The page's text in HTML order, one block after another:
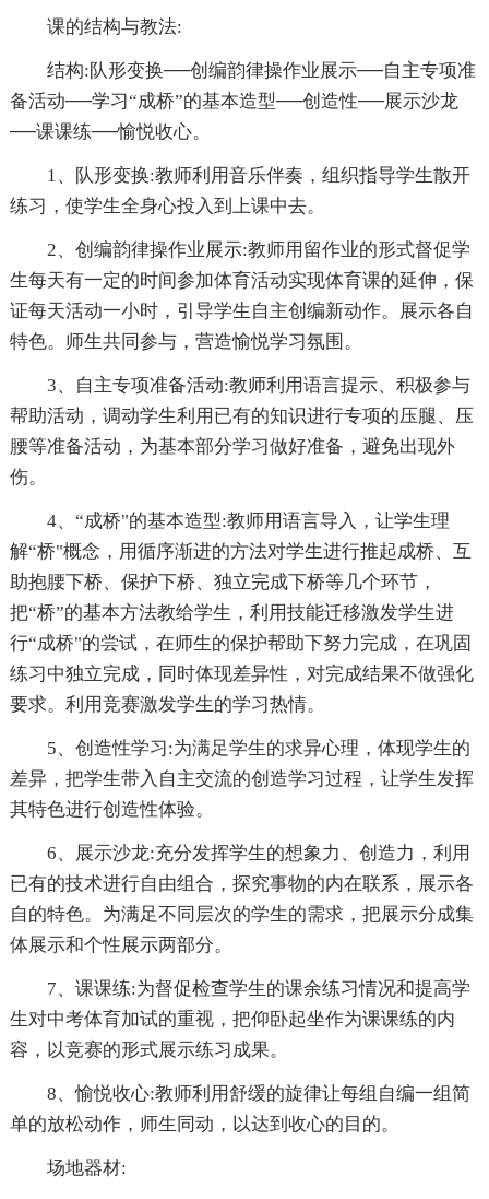
课的结构与教法:
结构:队形变换──创编韵律操作业展示──自主专项准
备活动──学习“成桥”的基本造型──创造性──展示沙龙
──课课练──愉悦收心。
1、队形变换:教师利用音乐伴奏，组织指导学生散开
练习，使学生全身心投入到上课中去。
2、创编韵律操作业展示:教师用留作业的形式督促学
生每天有一定的时间参加体育活动实现体育课的延伸，保
证每天活动一小时，引导学生自主创编新动作。展示各自
特色。师生共同参与，营造愉悦学习氛围。
3、自主专项准备活动:教师利用语言提示、积极参与
帮助活动，调动学生利用已有的知识进行专项的压腿、压
腰等准备活动，为基本部分学习做好准备，避免出现外
伤。
4、“成桥"的基本造型:教师用语言导入，让学生理
解“桥"概念，用循序渐进的方法对学生进行推起成桥、互
助抱腰下桥、保护下桥、独立完成下桥等几个环节，
把“桥”的基本方法教给学生，利用技能迁移激发学生进
行“成桥"的尝试，在师生的保护帮助下努力完成，在巩固
练习中独立完成，同时体现差异性，对完成结果不做强化
要求。利用竞赛激发学生的学习热情。
5、创造性学习:为满足学生的求异心理，体现学生的
差异，把学生带入自主交流的创造学习过程，让学生发挥
其特色进行创造性体验。
6、展示沙龙:充分发挥学生的想象力、创造力，利用
已有的技术进行自由组合，探究事物的内在联系，展示各
自的特色。为满足不同层次的学生的需求，把展示分成集
体展示和个性展示两部分。
7、课课练:为督促检查学生的课余练习情况和提高学
生对中考体育加试的重视，把仰卧起坐作为课课练的内
容，以竞赛的形式展示练习成果。
8、愉悦收心:教师利用舒缓的旋律让每组自编一组简
单的放松动作，师生同动，以达到收心的目的。
场地器材: